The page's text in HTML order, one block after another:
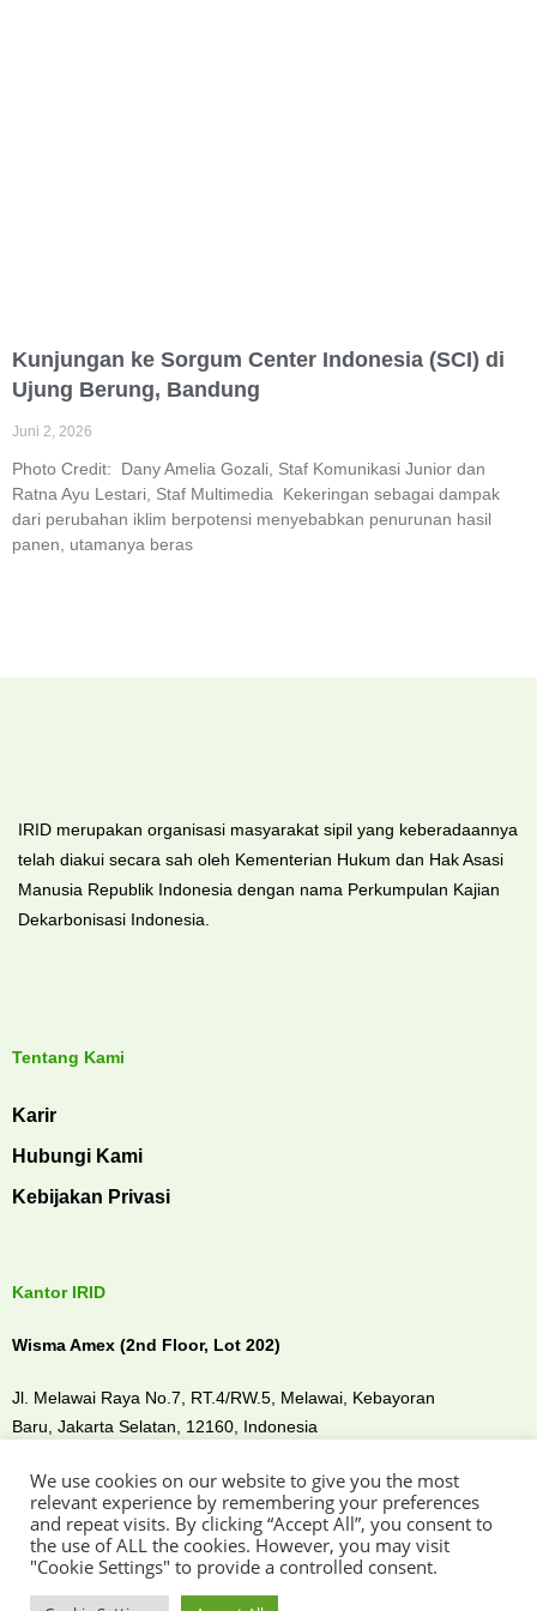
Kunjungan ke Sorgum Center Indonesia (SCI) di
Ujung Berung, Bandung
Juni 2, 2026
Photo Credit: Dany Amelia Gozali, Staf Komunikasi Junior dan
Ratna Ayu Lestari, Staf Multimedia Kekeringan sebagai dampak
dari perubahan iklim berpotensi menyebabkan penurunan hasil
panen, utamanya beras
IRID merupakan organisasi masyarakat sipil yang keberadaannya
telah diakui secara sah oleh Kementerian Hukum dan Hak Asasi
Manusia Republik Indonesia dengan nama Perkumpulan Kajian
Dekarbonisasi Indonesia.
Tentang Kami
Karir
Hubungi Kami
Kebijakan Privasi
Kantor IRID
Wisma Amex (2nd Floor, Lot 202)
Jl. Melawai Raya No.7, RT.4/RW.5, Melawai, Kebayoran
Baru, Jakarta Selatan, 12160, Indonesia
Temui kami di
We use cookies on our website to give you the most
relevant experience by remembering your preferences
and repeat visits. By clicking “Accept All”, you consent to
the use of ALL the cookies. However, you may visit
"Cookie Settings" to provide a controlled consent.